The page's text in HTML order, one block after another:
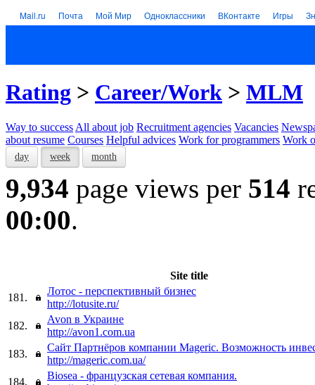
Mail.ru Почта Мой Мир Одноклассники ВКонтакте Игры
Rating > Career/Work > MLM
Way to success All about job Recruitment agencies Vacancies
about resume Courses Helpful advices Work for programmers Work
day week month
9,934 page views per 514
00:00.
Site title
181.
Лотос - перспективный бизнес
http://lotusite.ru/
182.
Avon в Украине
http://avon1.com.ua
183.
Сайт Партнёров компании Mageric. Возможность
http://mageric.com.ua/
184.
Biosea - французская сетевая компания.